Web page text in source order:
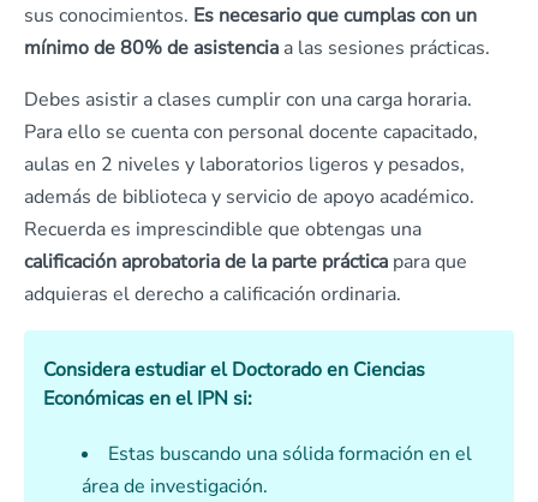
sus conocimientos. Es necesario que cumplas con un
mínimo de 80% de asistencia a las sesiones prácticas.
Debes asistir a clases cumplir con una carga horaria.
Para ello se cuenta con personal docente capacitado,
aulas en 2 niveles y laboratorios ligeros y pesados,
además de biblioteca y servicio de apoyo académico.
Recuerda es imprescindible que obtengas una
calificación aprobatoria de la parte práctica para que
adquieras el derecho a calificación ordinaria.
Considera estudiar el Doctorado en Ciencias
Económicas en el IPN si:
Estas buscando una sólida formación en el
área de investigación.